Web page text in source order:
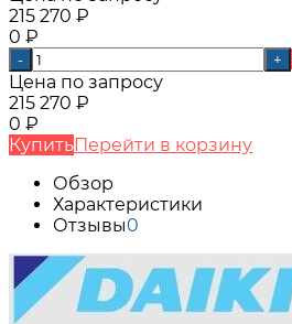
215 270 ₽
0 ₽
- +
Цена по запросу
215 270 ₽
0 ₽
КупитьПерейти в корзину
Обзор
Характеристики
Отзывы0